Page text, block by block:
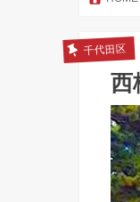
千代田区
西